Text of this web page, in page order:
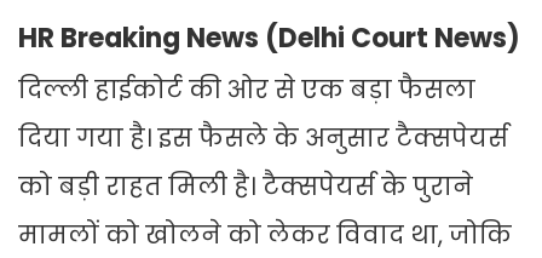
HR Breaking News (Delhi Court News)
दिल्ली हाईकोर्ट की ओर से एक बड़ा फैसला
दिया गया है। इस फैसले के अनुसार टैक्सपेयर्स
को बड़ी राहत मिली है। टैक्सपेयर्स के पुराने
मामलों को खोलने को लेकर विवाद था, जोकि